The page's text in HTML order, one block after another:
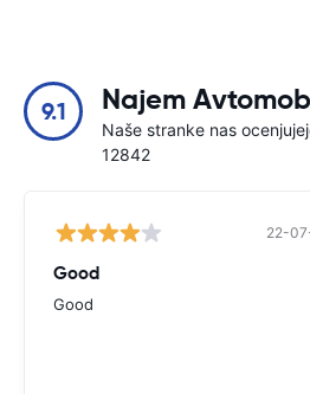
9.1 Najem
Naše stranke nas
12842
22-
Good
Good